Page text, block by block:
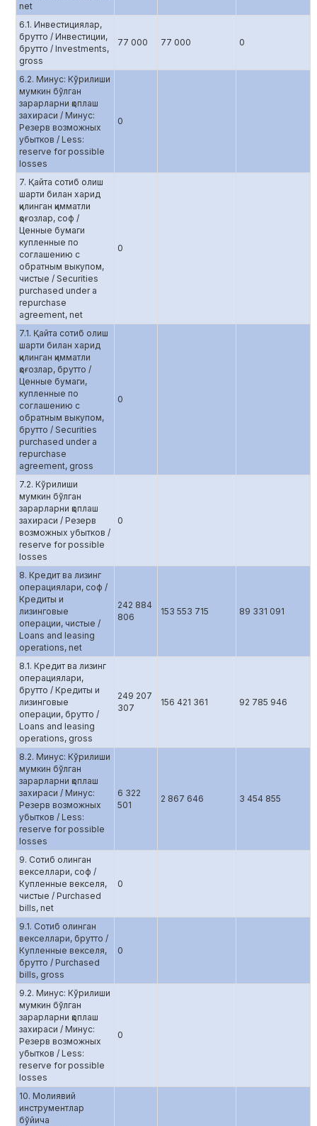
net
6.1. Инвестициялар,
брутто / Инвестиции,
брутто / Investments,
gross
77 000 77 000 0
6.2. Минус: Кўрилиши
мумкин бўлган
зарарларни қоплаш
захираси / Минус:
Резерв возможных
убытков / Less:
reserve for possible
losses
0
7. Қайта сотиб олиш
шарти билан харид
қилинган қимматли
қоғозлар, соф /
Ценные бумаги
купленные по
соглашению c
обратным выкупом,
чистые / Securities
purchased under a
repurchase
agreement, net
0
7.1. Қайта сотиб олиш
шарти билан харид
қилинган қимматли
қоғозлар, брутто /
Ценные бумаги,
купленные по
соглашению с
обратным выкупом,
брутто / Securities
purchased under a
repurchase
agreement, gross
0
7.2. Кўрилиши
мумкин бўлган
зарарларни қоплаш
захираси / Резерв
возможных убытков /
reserve for possible
losses
0
8. Кредит ва лизинг
операциялари, соф /
Кредиты и
лизинговые
операции, чистые /
Loans and leasing
operations, net
242 884
806
153 553 715 89 331 091
8.1. Кредит ва лизинг
операциялари,
брутто / Кредиты и
лизинговые
операции, брутто /
Loans and leasing
operations, gross
249 207
307
156 421 361 92 785 946
8.2. Минус: Кўрилиши
мумкин бўлган
зарарларни қоплаш
захираси / Минус:
Резерв возможных
убытков / Less:
reserve for possible
losses
6 322
501
2 867 646 3 454 855
9. Сотиб олинган
векселлари, соф /
Купленные векселя,
чистые / Purchased
bills, net
0
9.1. Сотиб олинган
векселлари, брутто /
Купленные векселя,
брутто / Purchased
bills, gross
0
9.2. Минус: Кўрилиши
мумкин бўлган
зарарларни қоплаш
захираси / Минус:
Резерв возможных
убытков / Less:
reserve for possible
losses
0
10. Молиявий
инструментлар
бўйича